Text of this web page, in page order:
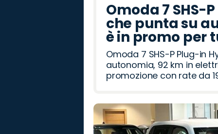
Omoda 7 SHS-
che punta su
è in promo per
Omoda 7 SHS-P Plug-in
autonomia, 92 km in
promozione con rate da